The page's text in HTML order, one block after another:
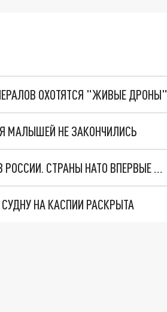
ОХОТЯТСЯ "ЖИВЫЕ ДРОНЫ"
МАЛЫШЕЙ НЕ ЗАКОНЧИЛИСЬ
"ОЧЕНЬ ПЛОХИЕ НОВОСТИ": БОЛЬШАЯ ОШИБКА PALANTIR В РОССИИ. СТРАНЫ НАТО ВПЕРВЫЕ ЗА СВО ОСТАНОВИЛИ ПОСТАВКИ ОРУЖИЯ. ВСУ ТЕРЯЮТ ПРИГРАНИЧЬЕ?
НА КАСПИИ РАСКРЫТА